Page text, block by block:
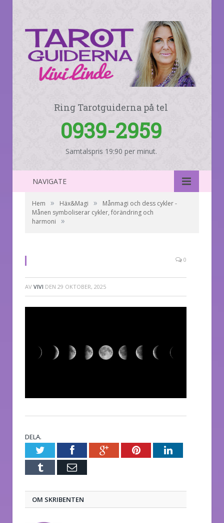
Ring Tarotguiderna på tel
0939-2959
Samtalspris 19:90 per minut.
NAVIGATE
Hem » Häx&Magi »
Månmagi och dess cykler -
Månen symboliserar cykler, förändring och
harmoni
»
0
AV VIVI DEN 29 OKTOBER, 2025
DELA.
TwitterFacebookGoogle+PinterestLinkedIn
Tumblr E-
OM SKRIBENTEN